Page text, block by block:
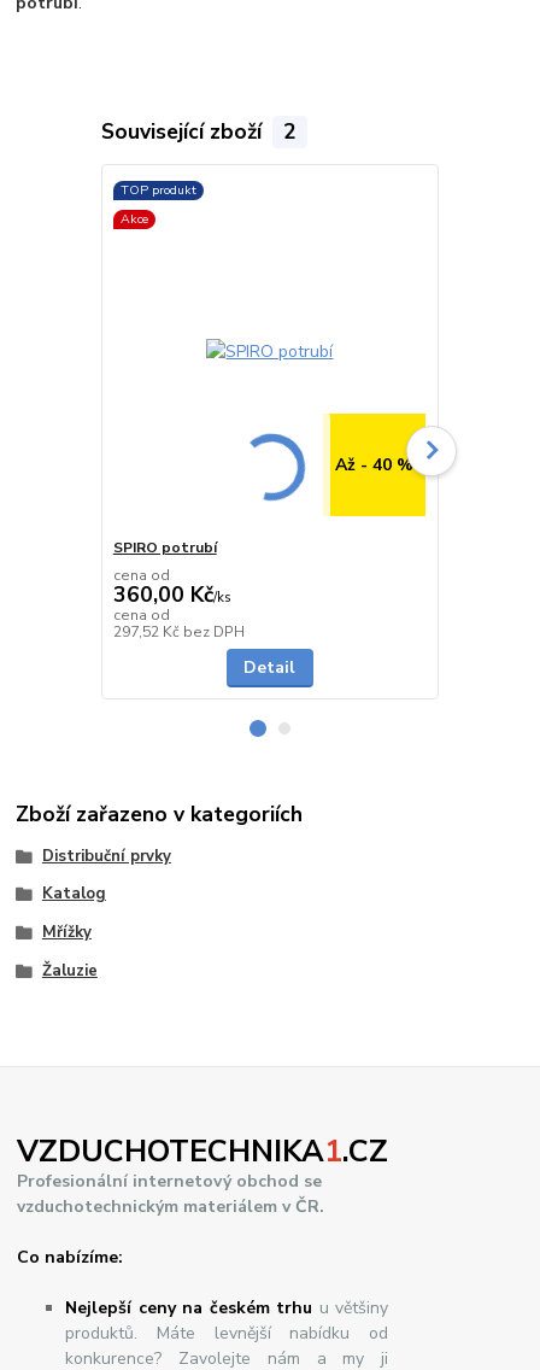
Související zboží 2
TOP produkt
Akce
Až - 40 %
SPIRO potrubí
cena od
360,00 Kč/ks
cena od
297,52 Kč bez DPH
Detail
Zboží zařazeno v kategoriích
Distribuční prvky
Katalog
Mřížky
Žaluzie
VZDUCHOTECHNIKA1.CZ
Profesionální internetový obchod se
vzduchotechnickým materiálem v ČR.
Co nabízíme:
Nejlepší ceny na českém trhu u většiny
produktů. Máte levnější nabídku od
konkurence? Zavolejte nám a my ji